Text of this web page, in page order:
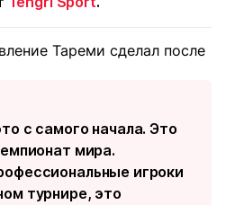
Тареми сделал после
с самого начала. Это
мира.
игроки
турнире, это